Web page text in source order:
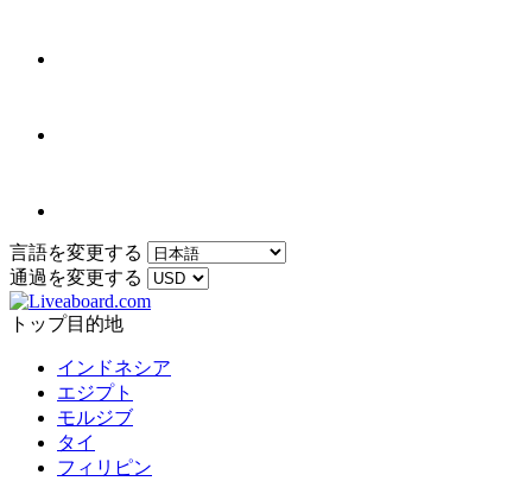
言語を変更する
通過を変更する
トップ目的地
インドネシア
エジプト
モルジブ
タイ
フィリピン